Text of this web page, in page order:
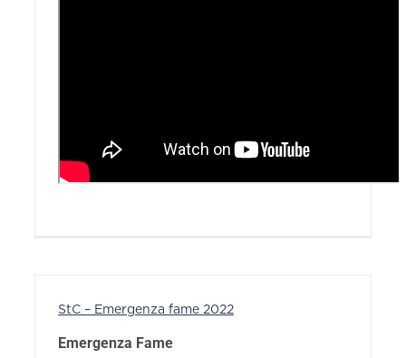
StC – Emergenza fame 2022
Emergenza Fame